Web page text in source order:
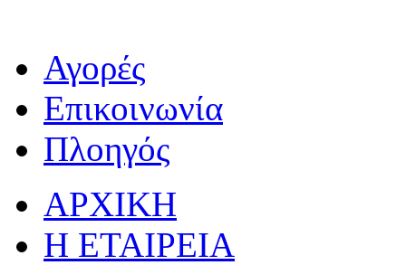
Αγορές
Επικοινωνία
Πλοηγός
ΑΡΧΙΚΗ
Η ΕΤΑΙΡΕΙΑ